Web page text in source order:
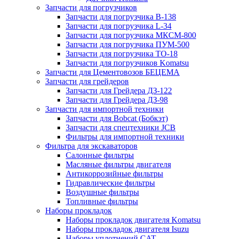
Запчасти для погрузчиков
Запчасти для погрузчика B-138
Запчасти для погрузчика L-34
Запчасти для погрузчика МКСМ-800
Запчасти для погрузчика ПУМ-500
Запчасти для погрузчика ТО-18
Запчасти для погрузчиков Komatsu
Запчасти для Цементовозов БЕЦЕМА
Запчасти для грейдеров
Запчасти для Грейдера ДЗ-122
Запчасти для Грейдера ДЗ-98
Запчасти для импортной техники
Запчасти для Bobcat (Бобкэт)
Запчасти для спецтехники JCB
Фильтры для импортной техники
Фильтра для экскаваторов
Салонные фильтры
Масляные фильтры двигателя
Антикоррозийные фильтры
Гидравлические фильтры
Воздушные фильтры
Топливные фильтры
Наборы прокладок
Наборы прокладок двигателя Komatsu
Наборы прокладок двигателя Isuzu